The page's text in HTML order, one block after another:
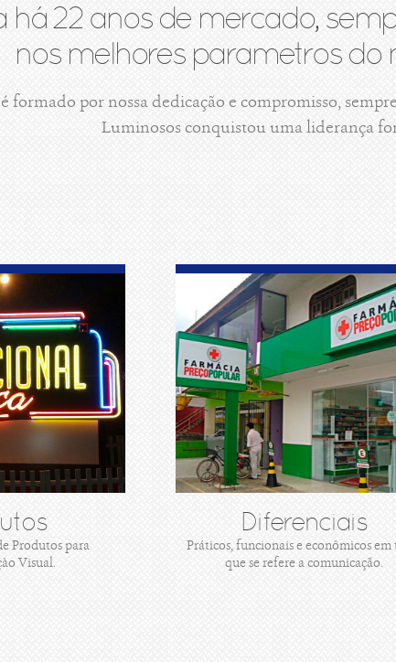
há 22 anos de mercado,
nos melhores parametros do
formado por nossa dedicação e compromisso,
Luminosos conquistou uma liderança
Produtos para
Visual.
Diferenciais
Práticos, funcionais e econômicos em
que se refere a comunicação.